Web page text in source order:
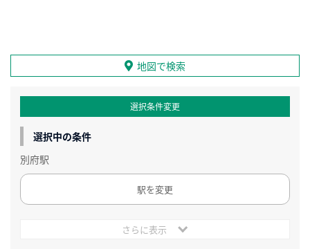
地図で検索
選択条件変更
選択中の条件
別府駅
駅を変更
さらに表示